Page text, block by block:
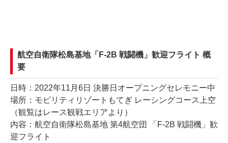
航空自衛隊松島基地「F-2B 戦闘機」歓迎フライト 概
要
日時：2022年11月6日 決勝日オープニングセレモニー中
場所：モビリティリゾートもてぎ レーシングコース上空
（観覧はレース観戦エリアより）
内容：航空自衛隊松島基地 第4航空団 「F-2B 戦闘機」歓
迎フライト